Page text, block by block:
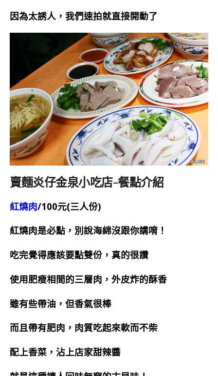
因為太誘人，我們速拍就直接開動了
賣麵炎仔金泉小吃店-餐點介紹
紅燒肉/100元(三人份)
紅燒肉是必點，別說海綿沒跟你講唷！
吃完覺得應該要點雙份，真的很讚
使用肥瘦相間的三層肉，外皮炸的酥香
雖有些帶油，但香氣很棒
而且帶有肥肉，肉質吃起來軟而不柴
配上香菜，沾上店家甜辣醬